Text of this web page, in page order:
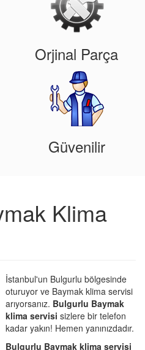
Orjinal Parça
Güvenilir
Klima
İstanbul'un Bulgurlu bölgesinde
oturuyor ve Baymak klima servisi
arıyorsanız. Bulgurlu Baymak
klima servisi sizlere bir telefon
kadar yakın! Hemen yanınızdadır.
Bulgurlu Baymak klima servisi